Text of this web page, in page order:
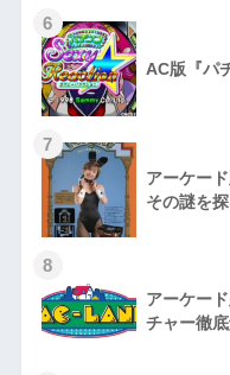
6
AC版『パ
7
アーケー
その謎を
8
アーケー
チャー徹底